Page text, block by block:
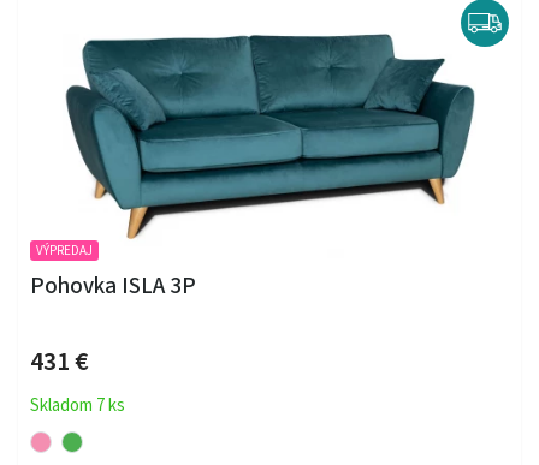
VÝPREDAJ
Pohovka ISLA 3P
431 €
Skladom 7 ks